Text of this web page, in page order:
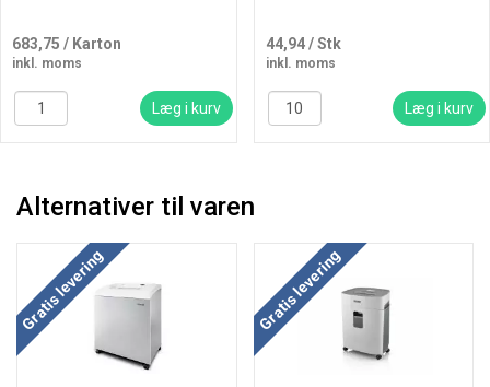
683,75 / Karton
inkl. moms
Læg i kurv
44,94/ Stk
inkl. moms
Læg i kurv
Alternativer til varen
Gratis levering Gratis levering